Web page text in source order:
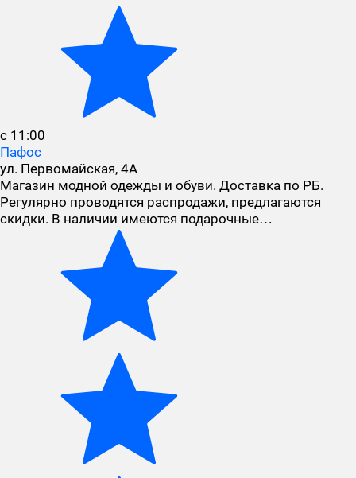
с 11:00
Пафос
ул. Первомайская, 4А
Магазин модной одежды и обуви. Доставка по РБ.
Регулярно проводятся распродажи, предлагаются
скидки. В наличии имеются подарочные…